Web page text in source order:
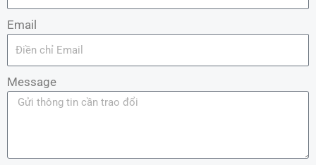
Email
Message